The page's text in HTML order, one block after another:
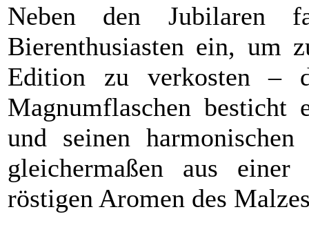
Neben den Jubilaren
Bierenthusiasten ein, um
Edition zu verkosten
Magnumflaschen besticht
und seinen
gleichermaßen aus
röstigen Aromen des